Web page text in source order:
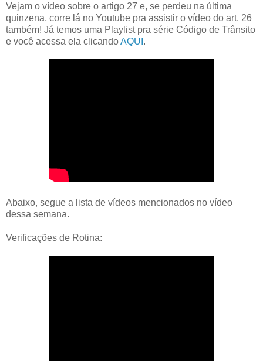
Vejam o vídeo sobre o artigo 27 e, se perdeu na última
quinzena, corre lá no Youtube pra assistir o vídeo do art. 26
também! Já temos uma Playlist pra série Código de Trânsito
e você acessa ela clicandoAQUI .
Abaixo, segue a lista de vídeos mencionados no vídeo
dessa semana.
Verificações de Rotina: